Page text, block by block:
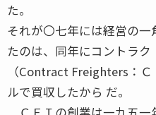
た。
それが〇七年には経営の
たのは、同年にコントラク
（Contract Freighters：
ルで買収したから だ。